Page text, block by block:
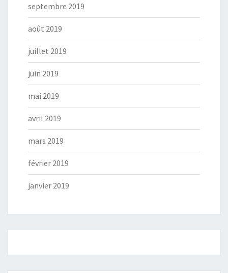
septembre 2019
août 2019
juillet 2019
juin 2019
mai 2019
avril 2019
mars 2019
février 2019
janvier 2019